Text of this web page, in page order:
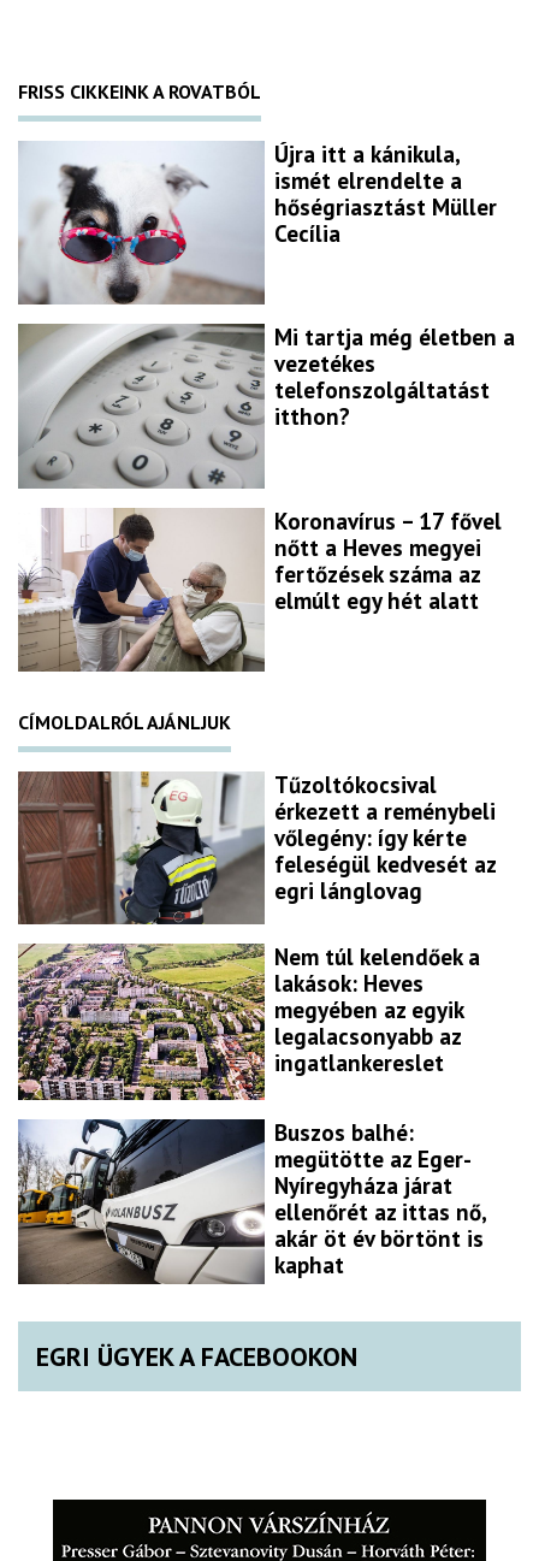
FRISS CIKKEINK A ROVATBÓL
Újra itt a kánikula,
ismét elrendelte a
hőségriasztást Müller
Cecília
Mi tartja még életben a
vezetékes
telefonszolgáltatást
itthon?
Koronavírus – 17 fővel
nőtt a Heves megyei
fertőzések száma az
elmúlt egy hét alatt
CÍMOLDALRÓL AJÁNLJUK
Tűzoltókocsival
érkezett a reménybeli
vőlegény: így kérte
feleségül kedvesét az
egri lánglovag
Nem túl kelendőek a
lakások: Heves
megyében az egyik
legalacsonyabb az
ingatlankereslet
Buszos balhé:
megütötte az Eger-
Nyíregyháza járat
ellenőrét az ittas nő,
akár öt év börtönt is
kaphat
EGRI ÜGYEK A FACEBOOKON